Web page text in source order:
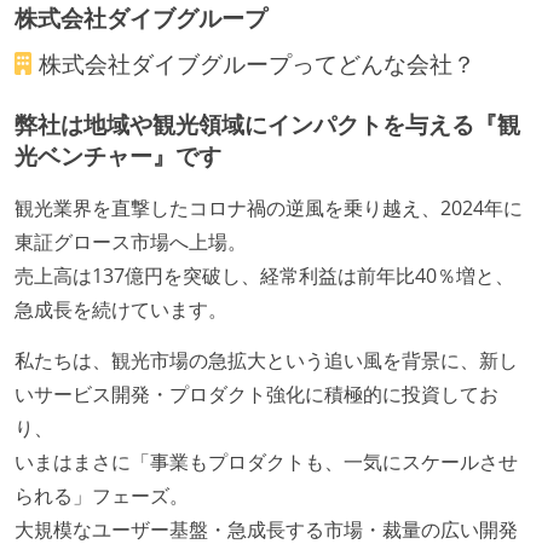
株式会社ダイブグループ
株式会社ダイブグループってどんな会社？
弊社は地域や観光領域にインパクトを与える『観
光ベンチャー』です
観光業界を直撃したコロナ禍の逆風を乗り越え、2024年に
東証グロース市場へ上場。
売上高は137億円を突破し、経常利益は前年比40％増と、
急成長を続けています。
私たちは、観光市場の急拡大という追い風を背景に、新し
いサービス開発・プロダクト強化に積極的に投資してお
り、
いまはまさに「事業もプロダクトも、一気にスケールさせ
られる」フェーズ。
大規模なユーザー基盤・急成長する市場・裁量の広い開発